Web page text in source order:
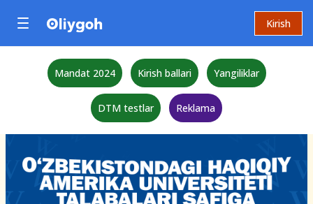
Kirish
Mandat 2024 Kirish ballari Yangiliklar
DTM testlar Reklama